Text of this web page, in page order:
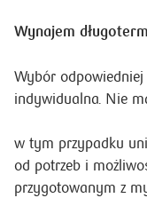
Wynajem
Wybór
indywidualna. Nie
w tym przypadku
od potrzeb i
przygotowanym z